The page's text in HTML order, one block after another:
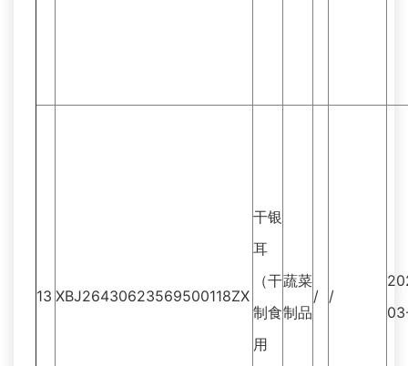
13 XBJ26430623569500118ZX
干银
耳
（干
制食
用
蔬菜
制品
/ /